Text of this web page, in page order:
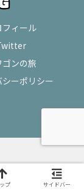
フィール
ンの旅
ーポリシー
プ サイドバー